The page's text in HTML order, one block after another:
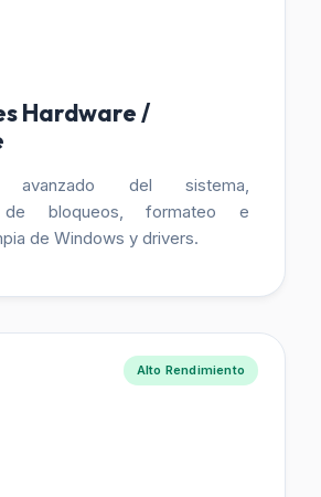
Hardware /
avanzado del sistema,
de bloqueos, formateo e
de Windows y drivers.
Alto Rendimiento